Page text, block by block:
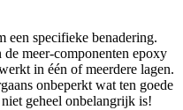
een specifieke benadering.
meer-componenten epoxy
in één of meerdere lagen.
onbeperkt wat ten goede
geheel onbelangrijk is!